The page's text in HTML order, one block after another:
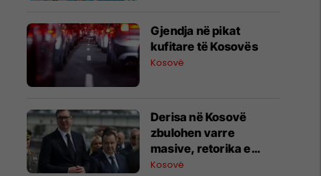
detajet e fundit
Gjendja në pikat
kufitare të Kosovës
Kosovë
Derisa në Kosovë
zbulohen varre
masive, retorika e
zyrtarëve serbë
Kosovë